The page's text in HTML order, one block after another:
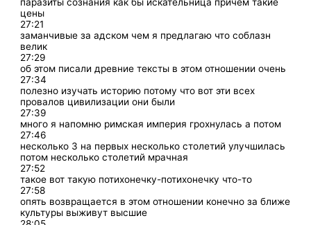
цены
27:21
заманчивые за адском чем я предлагаю что соблазн
велик
27:29
об этом писали древние тексты в этом отношении очень
27:34
полезно изучать историю потому что вот эти всех
провалов цивилизации они были
27:39
много я напомню римская империя грохнулась а потом
27:46
несколько 3 на первых несколько столетий улучшилась
потом несколько столетий мрачная
27:52
такое вот такую потихонечку-потихонечку что-то
27:58
опять возвращается в этом отношении конечно за ближе
культуры выживут высшие